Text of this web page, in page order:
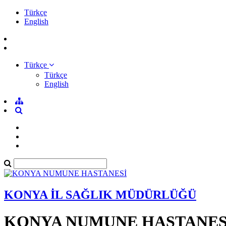
Türkçe
English
Türkçe
Türkçe
English
KONYA İL SAĞLIK MÜDÜRLÜĞÜ
KONYA NUMUNE